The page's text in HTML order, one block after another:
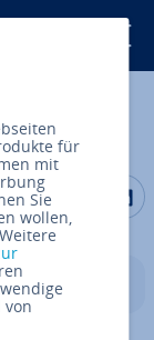
Auf Auf
des
für
mit
Sie
wollen,
von